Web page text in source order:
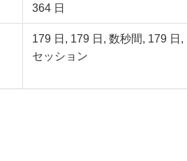
364 日
179 日, 179 日, 数秒間, 179 日,
セッション